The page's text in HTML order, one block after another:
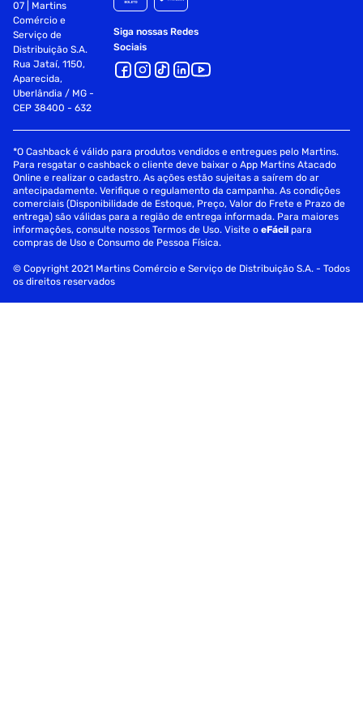
07 | Martins
Comércio e
Serviço de
Distribuição S.A.
Rua Jataí, 1150,
Aparecida,
Uberlândia / MG -
CEP 38400 - 632
Siga nossas Redes
Sociais
*O Cashback é válido para produtos vendidos e entregues pelo Martins.
Para resgatar o cashback o cliente deve baixar o App Martins Atacado
Online e realizar o cadastro. As ações estão sujeitas a saírem do ar
antecipadamente. Verifique o regulamento da campanha. As condições
comerciais (Disponibilidade de Estoque, Preço, Valor do Frete e Prazo de
entrega) são válidas para a região de entrega informada. Para maiores
informações, consulte nossos Termos de Uso. Visite oeFácil para
compras de Uso e Consumo de Pessoa Física.
© Copyright 2021 Martins Comércio e Serviço de Distribuição S.A. - Todos
os direitos reservados